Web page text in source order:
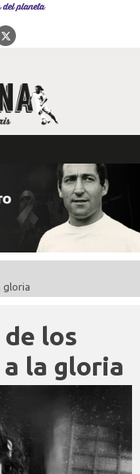
planeta
gloria
los
a la gloria